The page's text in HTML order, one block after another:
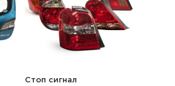
Стоп сигнал